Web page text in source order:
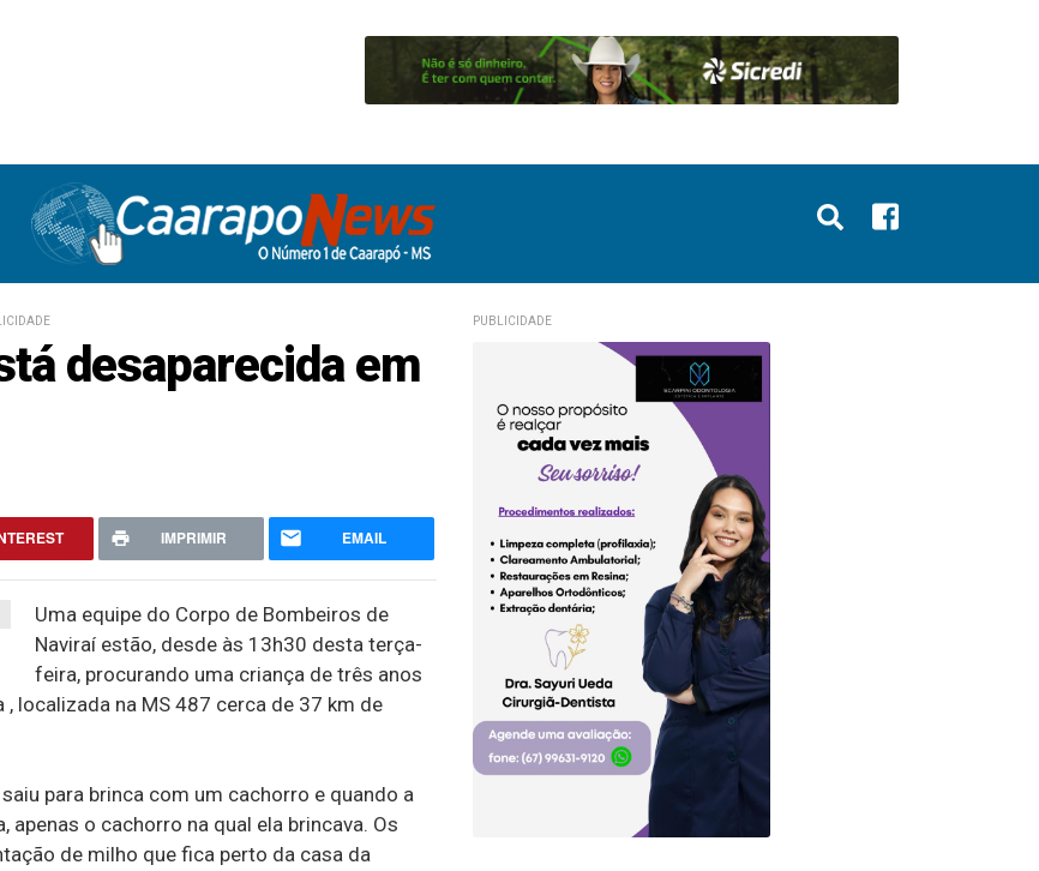
desaparecida em
IMPRIMIR EMAIL
Uma equipe do Corpo de Bombeiros de
Naviraí estão, desde às 13h30 desta terça-
feira, procurando uma criança de três anos
localizada na MS 487 cerca de 37 km de
para brinca com um cachorro e quando a
o cachorro na qual ela brincava. Os
de milho que fica perto da casa da
PUBLICIDADE